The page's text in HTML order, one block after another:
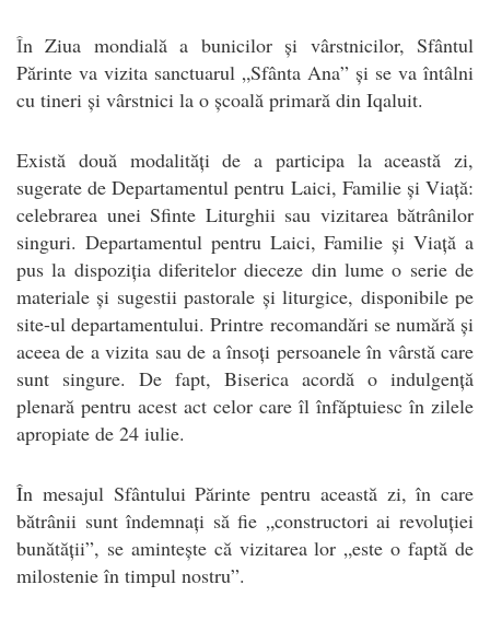
În Ziua mondială a bunicilor și vârstnicilor, Sfântul
Părinte va vizita sanctuarul „Sfânta Ana” și se va întâlni
cu tineri și vârstnici la o școală primară din Iqaluit.
Există două modalități de a participa la această zi,
sugerate de Departamentul pentru Laici, Familie și Viață:
celebrarea unei Sfinte Liturghii sau vizitarea bătrânilor
singuri. Departamentul pentru Laici, Familie și Viață a
pus la dispoziția diferitelor dieceze din lume o serie de
materiale și sugestii pastorale și liturgice, disponibile pe
site-ul departamentului. Printre recomandări se numără și
aceea de a vizita sau de a însoți persoanele în vârstă care
sunt singure. De fapt, Biserica acordă o indulgență
plenară pentru acest act celor care îl înfăptuiesc în zilele
apropiate de 24 iulie.
În mesajul Sfântului Părinte pentru această zi, în care
bătrânii sunt îndemnați să fie „constructori ai revoluției
bunătății”, se amintește că vizitarea lor „este o faptă de
milostenie în timpul nostru”.